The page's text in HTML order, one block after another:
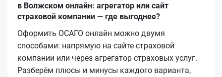
в Волжском онлайн: агрегатор или сайт
страховой компании — где выгоднее?
Оформить ОСАГО онлайн можно двумя
способами: напрямую на сайте страховой
компании или через агрегатор страховых услуг.
Разберём плюсы и минусы каждого варианта,